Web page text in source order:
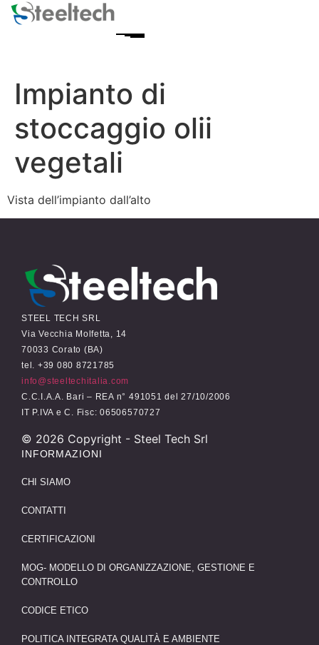
Impianto di
stoccaggio olii
vegetali
Vista dell’impianto dall’alto
STEEL TECH SRL
Via Vecchia Molfetta, 14
70033 Corato (BA)
tel. +39 080 8721785
info@steeltechitalia.com
C.C.I.A.A. Bari – REA n° 491051 del 27/10/2006
IT P.IVA e C. Fisc: 06506570727
© 2026 Copyright - Steel Tech Srl
INFORMAZIONI
CHI SIAMO
CONTATTI
CERTIFICAZIONI
MOG- MODELLO DI ORGANIZZAZIONE, GESTIONE E
CONTROLLO
CODICE ETICO
POLITICA INTEGRATA QUALITÀ E AMBIENTE